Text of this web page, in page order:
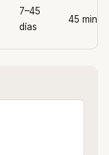
7–45
días
45 min